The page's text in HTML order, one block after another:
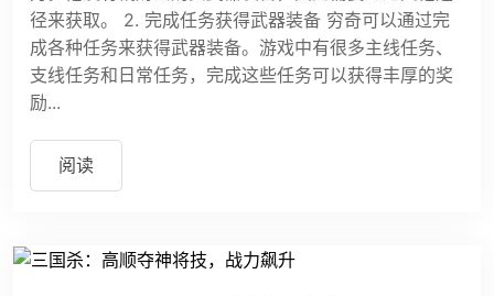
径来获取。 2. 完成任务获得武器装备 穷奇可以通过完
成各种任务来获得武器装备。游戏中有很多主线任务、
支线任务和日常任务，完成这些任务可以获得丰厚的奖
励...
阅读